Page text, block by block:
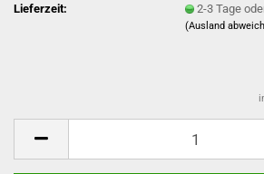
Lieferzeit:
2-3 Tage
(Ausland